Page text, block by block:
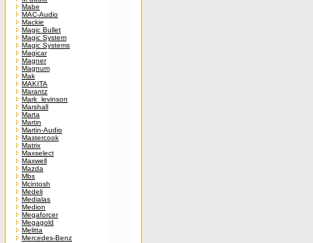
Mabe
MAC-Audio
Mackie
Magic Bullet
Magic System
Magic Systems
Magicar
Magner
Magnum
Mak
MAKITA
Marantz
Mark_levinson
Marshall
Marta
Martin
Martin-Audio
Mastercook
Matrix
Maxselect
Maxwell
Mazda
Mbs
Mcintosh
Medeli
Medialas
Medion
Megaforcer
Megagold
Melitta
Mercedes-Benz